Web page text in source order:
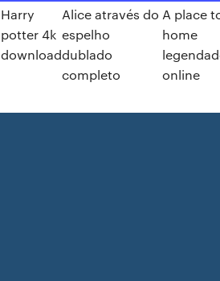
Harry
potter 4k
download
Alice através do
espelho
dublado
completo
A place
home
online